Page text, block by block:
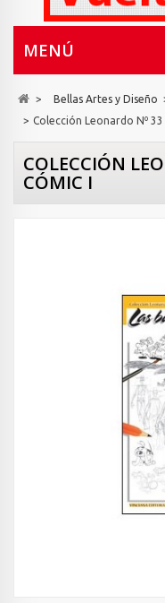
MENÚ
> Bellas Artes y Diseño
> Colección Leonardo Nº 33
COLECCIÓN
CÓMIC I